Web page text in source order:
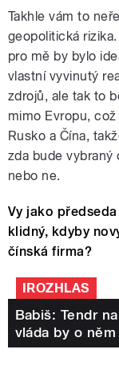
Takhle vám to
geopolitická
pro mě by bylo
vlastní vyvinutý
zdrojů, ale tak to
mimo Evropu,
Rusko a Čína,
zda bude vybraný
nebo ne.
Vy jako
klidný, kdyby
čínská firma?
IROZHLAS
Babiš: Tendr
vláda by o